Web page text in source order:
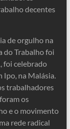
decentes
de orgulho na
do Trabalho foi
foi celebrado
Ipo, na Malásia.
trabalhadores
os
e o movimento
rede radical